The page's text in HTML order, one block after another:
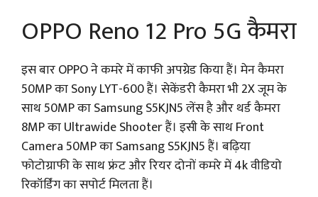
OPPO Reno 12 Pro 5G कैमरा
इस बार OPPO ने कमरे में काफी अपग्रेड किया हैं। मेन कैमरा
50MP का Sony LYT-600 हैं। सेकेंडरी कैमरा भी 2X जूम के
साथ 50MP का Samsung S5KJN5 लेंस है और थर्ड कैमरा
8MP का Ultrawide Shooter हैं। इसी के साथ Front
Camera 50MP का Samsang S5KJN5 हैं। बढ़िया
फोटोग्राफी के साथ फ्रंट और रियर दोनों कमरे में 4k वीडियो
रिकॉर्डिंग का सपोर्ट मिलता हैं।